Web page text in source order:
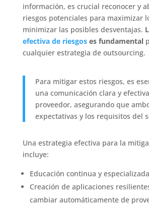
información, es crucial reconocer y
riesgos potenciales para maximizar
minimizar las posibles desventajas.
efectiva de riesgoses fundamental
cualquier estrategia de outsourcing.
Para mitigar estos riesgos, es
una comunicación clara y
proveedor, asegurando que
expectativas y los requisitos del
Una estrategia efectiva para la
incluye:
Educación continua y
Creación de aplicaciones
cambiar automáticamente de